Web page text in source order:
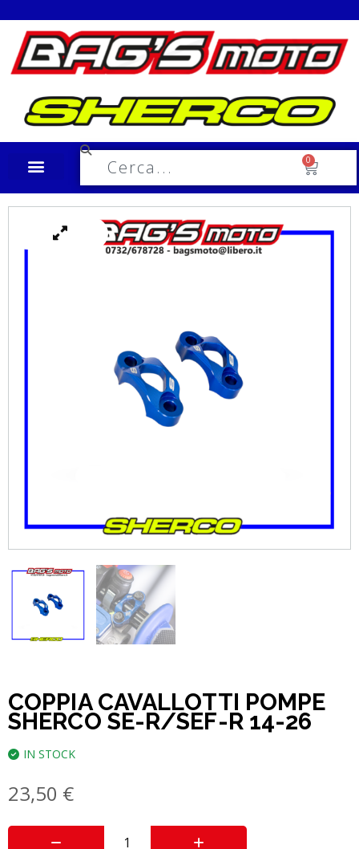
Spedizione in tutta Italia a €10,00
0
COPPIA CAVALLOTTI POMPE
SHERCO SE-R/SEF-R 14-26
IN STOCK
23,50 €